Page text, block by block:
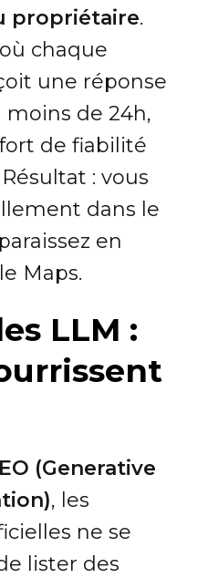
propriétaire.
chaque
une réponse
moins de 24h,
de fiabilité
: vous
dans le
en
Maps.
LLM :
(Generative
, les
ne se
lister des